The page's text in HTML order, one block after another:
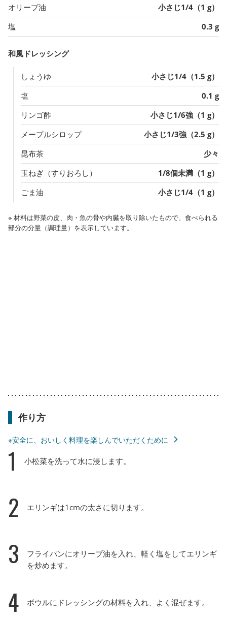
オリーブ油
小さじ1/4（1 g）
塩
0.3 g
和風ドレッシング
しょうゆ
小さじ1/4（1.5 g）
塩
0.1 g
リンゴ酢
小さじ1/6強（1 g）
メープルシロップ
小さじ1/3強（2.5 g）
昆布茶
少々
玉ねぎ（すりおろし）
1/8個未満（1 g）
ごま油
小さじ1/4（1 g）
※ 材料は野菜の皮、肉・魚の骨や内臓を取り除いたもので、食べられる
部分の分量（調理量）を表示しています。
作り方
※安全に、おいしく料理を楽しんでいただくために
1 小松菜を洗って水に浸します。
2 エリンギは1cmの太さに切ります。
3
フライパンにオリーブ油を入れ、軽く塩をしてエリンギ
を炒めます。
4 ボウルにドレッシングの材料を入れ、よく混ぜます。